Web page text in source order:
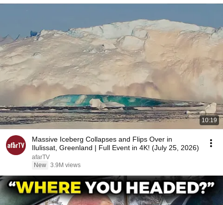
10:19
Massive Iceberg Collapses and Flips Over in
Ilulissat, Greenland | Full Event in 4K! (July 25, 2026)
afarTV
New 3.9M views